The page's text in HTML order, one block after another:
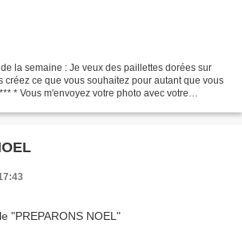
la semaine : Je veux des paillettes dorées sur
créez ce que vous souhaitez pour autant que vous
* Vous m'envoyez votre photo avec votre